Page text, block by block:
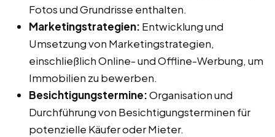
Fotos und Grundrisse enthalten.
Marketingstrategien: Entwicklung und
Umsetzung von Marketingstrategien,
einschließlich Online- und Offline-Werbung, um
Immobilien zu bewerben.
Besichtigungstermine:Organisation und
Durchführung von Besichtigungsterminen für
potenzielle Käufer oder Mieter.